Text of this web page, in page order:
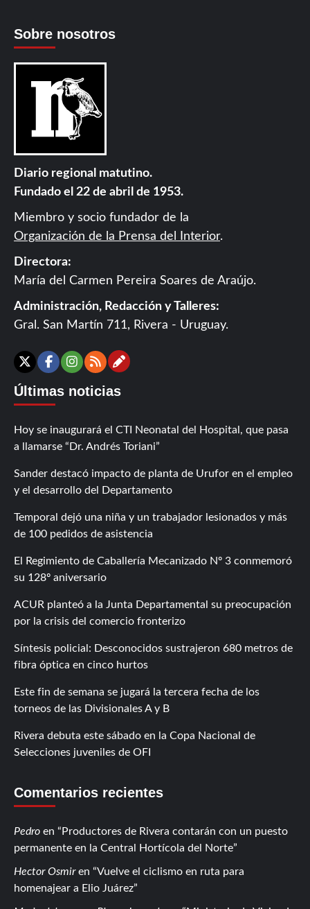
Sobre nosotros
Diario regional matutino.
Fundado el 22 de abril de 1953.
Miembro y socio fundador de la
Organización de la Prensa del Interior.
Directora:
María del Carmen Pereira Soares de Araújo.
Administración, Redacción y Talleres:
Gral. San Martín 711, Rivera - Uruguay.
X Facebook
Instagram
RSSContáctanos
Últimas noticias
Hoy se inaugurará el CTI Neonatal del Hospital, que pasa
a llamarse “Dr. Andrés Toriani”
Sander destacó impacto de planta de Urufor en el empleo
y el desarrollo del Departamento
Temporal dejó una niña y un trabajador lesionados y más
de 100 pedidos de asistencia
El Regimiento de Caballería Mecanizado Nº 3 conmemoró
su 128º aniversario
ACUR planteó a la Junta Departamental su preocupación
por la crisis del comercio fronterizo
Síntesis policial: Desconocidos sustrajeron 680 metros de
fibra óptica en cinco hurtos
Este fin de semana se jugará la tercera fecha de los
torneos de las Divisionales A y B
Rivera debuta este sábado en la Copa Nacional de
Selecciones juveniles de OFI
Comentarios recientes
Pedro en
Productores de Rivera contarán con un puesto
permanente en la Central Hortícola del Norte
Hector Osmiren
Vuelve el ciclismo en ruta para
homenajear a Elio Juárez